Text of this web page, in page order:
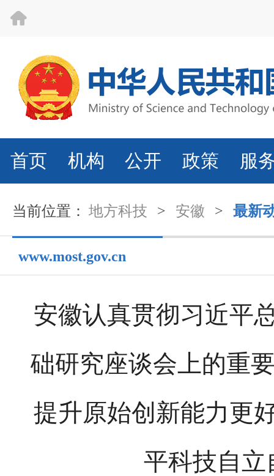
首页 机构 公开 政策 服
当前位置： 地方科技 > 安徽 > 最新
www.most.gov.cn
安徽认真贯彻习近平
础研究座谈会上的重
提升原始创新能力更
平科技自立